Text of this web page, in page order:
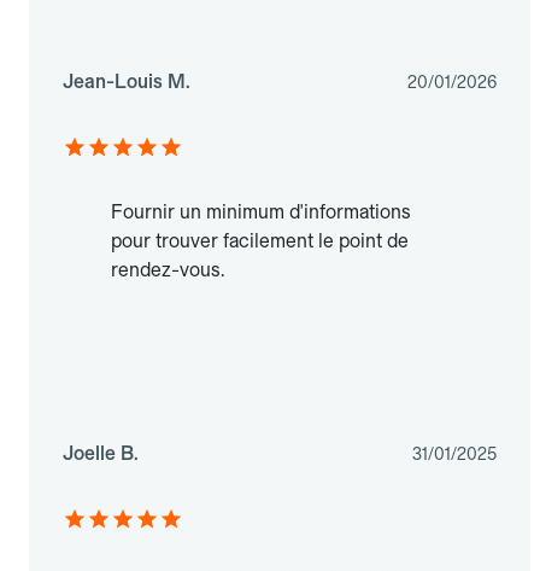
Jean-Louis M. 20/01/2026
Fournir un minimum d'informations
pour trouver facilement le point de
rendez-vous.
Joelle B. 31/01/2025